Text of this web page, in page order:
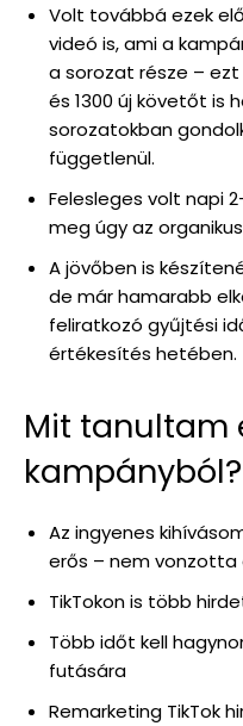
Volt továbbá ezek
videó is, ami a
a sorozat része –
és 1300 új követőt is
sorozatokban
függetlenül.
Felesleges volt napi
meg úgy az
A jövőben is
de már hamarabb
feliratkozó gyűjtési
értékesítés hetében.
Mit tanultam
kampányból?
Az ingyenes
erős – nem
TikTokon is több
Több időt kell
futására
Remarketing TikTok